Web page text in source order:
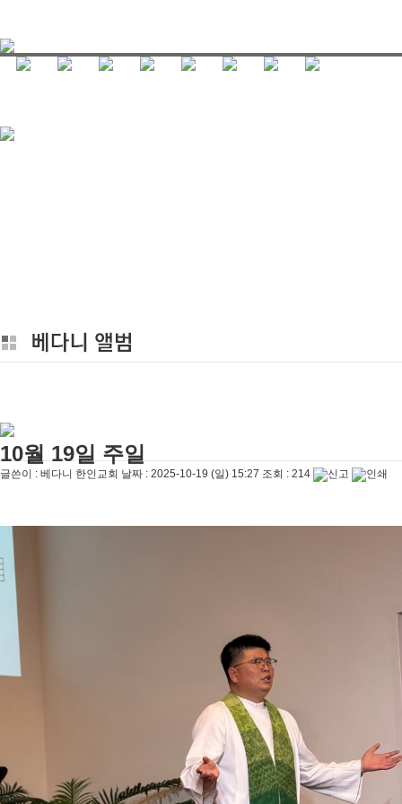
10월 19일 주일
글쓴이 : 베다니 한인교회 날짜 : 2025-10-19 (일) 15:27 조회 : 214